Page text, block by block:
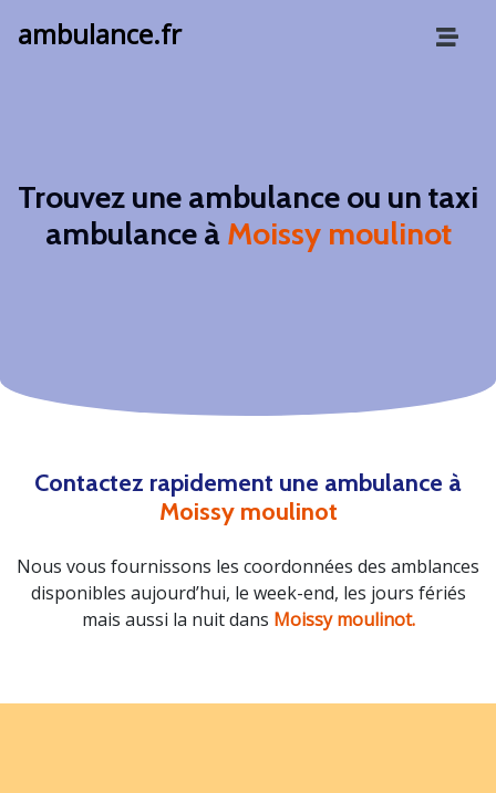
ambulance.fr
Trouvez une ambulance ou un taxi
ambulance à Moissy moulinot
Contactez rapidement une ambulance à
Moissy moulinot
Nous vous fournissons les coordonnées des amblances
disponibles aujourd’hui, le week-end, les jours fériés
mais aussi la nuit dans Moissy moulinot.